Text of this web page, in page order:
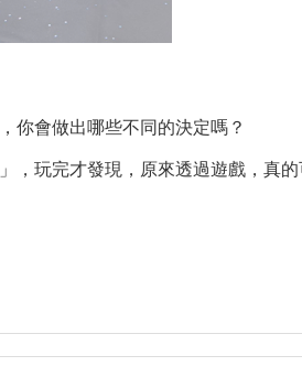
你會做出哪些不同的決定嗎？
，玩完才發現，原來透過遊戲，真的